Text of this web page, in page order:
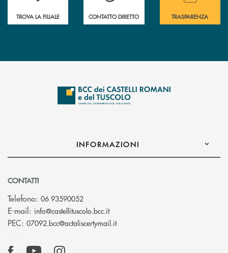
TROVA LA FILIALE CONTATTO DIRETTO TRASPARENZA
INFORMAZIONI
CONTATTI
Telefono: 06 93590052
E-mail: info@castellituscolo.bcc.it(si apre l’app di posta elettronica)
PEC: 07092.bcc@actaliscertymail.it(si apre l’app di posta